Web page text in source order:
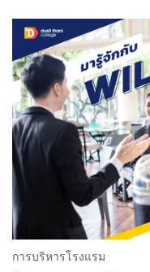
การบริหารโรงแรม